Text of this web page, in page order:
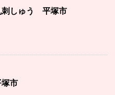
刺しゅう 平塚市
市